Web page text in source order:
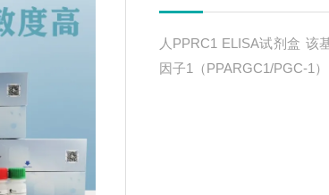
人PPRC1 ELISA试剂盒 该
因子1（PPARGC1/PGC-1）